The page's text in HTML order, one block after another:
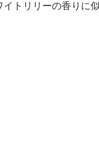
トリリーの香りに